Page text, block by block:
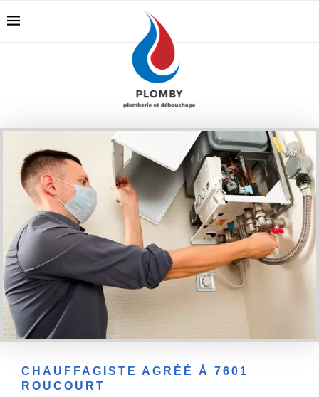
CHAUFFAGISTE AGRÉÉ À 7601
ROUCOURT